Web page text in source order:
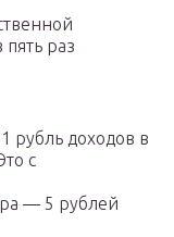
раз
рубль доходов в
с
— 5 рублей